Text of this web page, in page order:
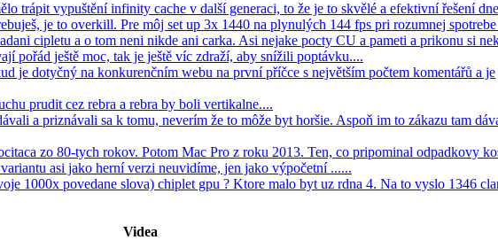
trápit vypuštění infinity cache v další generaci, to že je to skvělé a efektivní řešení
je to overkill. Pre môj set up 3x 1440 na plynulých 144 fps pri rozumnej
cipletu a o tom neni nikde ani carka. Asi nejake pocty CU a pameti a prikonu si
pořád ještě moc, tak je ještě víc zdraží, aby snížili poptávku....
je dotyčný na konkurenčním webu na první příčce s největším počtem komentářů a je
prudit cez rebra a rebra by boli vertikalne....
a priznávali sa k tomu, neverím že to môže byt horšie. Aspoň im to zákazu tam
zo 80-tych rokov. Potom Mac Pro z roku 2013. Ten, co pripominal odpadkovy
asi jako herní verzi neuvidíme, jen jako výpočetní ......
1000x povedane slova) chiplet gpu ? Ktore malo byt uz rdna 4. Na to vyslo 1346
Videa